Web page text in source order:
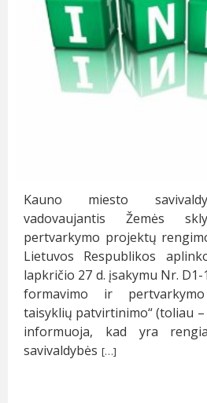
Kauno miesto
vadovaujantis Žemės
pertvarkymo projektų
Lietuvos Respublikos
lapkričio 27 d. įsakymu Nr. D1-
formavimo ir
taisyklių patvirtinimo“ (toliau
informuoja, kad yra
savivaldybės […]